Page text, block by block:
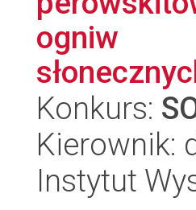
ogniw
Konkurs:
Kierownik:
Instytut